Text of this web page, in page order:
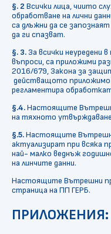
§. 2 Всички лица, чиито
обработване на лични
са длъжни да се
да ги спазват.
§. 3. За всички неуредени
въпроси, са приложими
2016/679, Закона за
действащото
регламентира
§.4.Настоящите
на тяхното
§.5.Настоящите
актуализират при всяка
най- малко веднъж
на линчите данни.
Настоящите Вътрешни
страница на ПП ГЕРБ.
ПРИЛОЖЕНИЯ: